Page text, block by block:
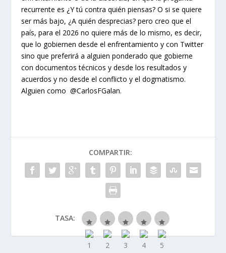
recurrente es ¿Y tú contra quién piensas? O si se quiere
ser más bajo, ¿A quién desprecias? pero creo que el
país, para el 2026 no quiere más de lo mismo, es decir,
que lo gobiernen desde el enfrentamiento y con Twitter
sino que preferirá a alguien ponderado que gobierne
con documentos técnicos y desde los resultados y
acuerdos y no desde el conflicto y el dogmatismo.
Alguien como @CarlosFGalan.
COMPARTIR:
TASA: